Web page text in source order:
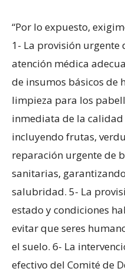
“Por lo expuesto,
1- La provisión urgente
atención médica
de insumos básicos de
limpieza para los
inmediata de la
incluyendo frutas,
reparación urgente de
sanitarias,
salubridad. 5- La
estado y condiciones
evitar que seres
el suelo. 6- La
efectivo del Comité de